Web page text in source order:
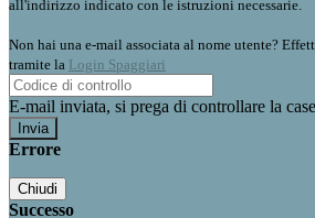
all'indirizzo indicato con le istruzioni necessarie.
Non hai una e-mail associata al nome utente?
tramite la Login Spaggiari
E-mail inviata, si prega di controllare la
Errore
Chiudi
Successo